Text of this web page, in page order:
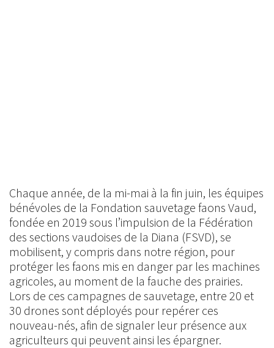
Chaque année, de la mi-mai à la fin juin, les équipes
bénévoles de la Fondation sauvetage faons Vaud,
fondée en 2019 sous l’impulsion de la Fédération
des sections vaudoises de la Diana (FSVD), se
mobilisent, y compris dans notre région, pour
protéger les faons mis en danger par les machines
agricoles, au moment de la fauche des prairies.
Lors de ces campagnes de sauvetage, entre 20 et
30 drones sont déployés pour repérer ces
nouveau-nés, afin de signaler leur présence aux
agriculteurs qui peuvent ainsi les épargner.